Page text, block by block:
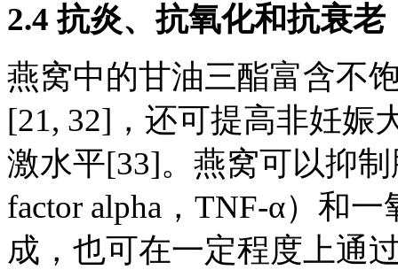
2.4 抗炎、抗氧化和抗衰老
燕窝中的甘油三酯富含不
[21, 32]，还可提高非妊娠
激水平[33]。燕窝可以抑制
factor alpha，TNF-α）和
成，也可在一定程度上通